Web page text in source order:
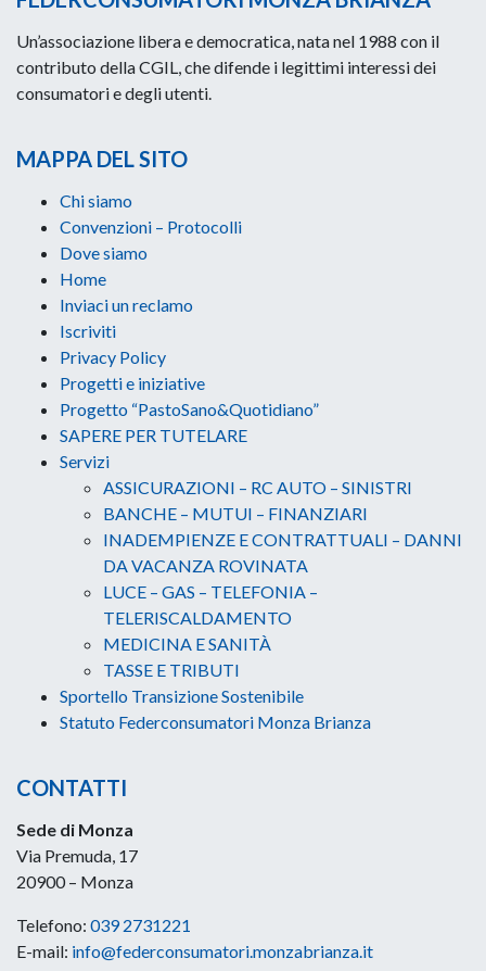
Un’associazione libera e democratica, nata nel 1988 con il
contributo della CGIL, che difende i legittimi interessi dei
consumatori e degli utenti.
MAPPA DEL SITO
Chi siamo
Convenzioni – Protocolli
Dove siamo
Home
Inviaci un reclamo
Iscriviti
Privacy Policy
Progetti e iniziative
Progetto “PastoSano&Quotidiano”
SAPERE PER TUTELARE
Servizi
ASSICURAZIONI – RC AUTO – SINISTRI
BANCHE – MUTUI – FINANZIARI
INADEMPIENZE E CONTRATTUALI – DANNI
DA VACANZA ROVINATA
LUCE – GAS – TELEFONIA –
TELERISCALDAMENTO
MEDICINA E SANITÀ
TASSE E TRIBUTI
Sportello Transizione Sostenibile
Statuto Federconsumatori Monza Brianza
CONTATTI
Sede di Monza
Via Premuda, 17
20900 – Monza
Telefono: 039 2731221
E-mail: info@federconsumatori.monzabrianza.it